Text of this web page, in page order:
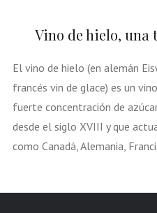
Vino de hielo,
El vino de hielo (en alemán
francés vin de glace) es un
fuerte concentración de
desde el siglo XVIII y que
como Canadá, Alemania,